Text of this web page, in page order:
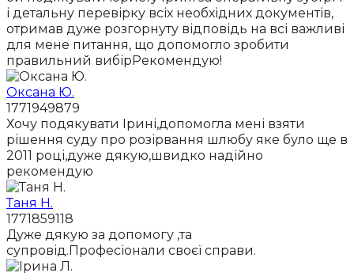
і детальну перевірку всіх необхідних документів,
отримав дуже розгорнуту відповідь на всі важливі
для мене питання, що допомогло зробити
правильний вибірРекомендую!
Оксана Ю.
1771949879
Хочу подякувати Ірині,допомогла мені взяти
рішення суду про розірвання шлюбу яке було ще в
2011 році,дуже дякую,швидко надійно
рекомендую
Таня Н.
1771859118
Дуже дякую за допомогу ,та
супровід.Професіонали своєї справи.